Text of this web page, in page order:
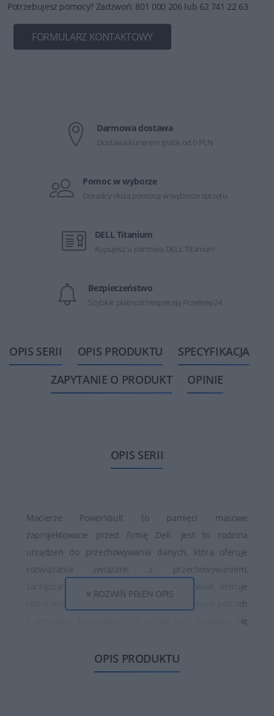
Potrzebujesz pomocy? Zadzwoń: 801 000 206 lub 62 741 22 63
FORMULARZ KONTAKTOWY
Darmowa dostawa
Dostawa kurierem gratis od 0 PLN
Pomoc w wyborze
Doradcy służą pomocą w wyborze sprzętu
DELL Titanium
Kupujesz u partnera DELL Titanium
Bezpieczeństwo
Szybkie płatności wspierają Przelewy24
OPIS SERII OPIS PRODUKTU
SPECYFIKACJA
ZAPYTANIE O PRODUKT
OPINIE
OPIS SERII
Macierze PowerVault to pamięci masowe
zaprojektowane przed firmę Dell. Jest to rodzina
urządzeń do przechowywania danych, która oferuje
rozwiązania związane z przechowywaniem,
zarządzaniem i ochroną danych. PowerVault oferuje
różne modele, które dostosowane są do różnych potrzeb
i wymagań biznesowych, a wśród nich znajdują się
taśmowe oraz macierze sieciowe. Wszystkie modele
charakteryzują się wysoką niezawodnością, wydajnością
ROZWIŃ PEŁEN OPIS
OPIS PRODUKTU